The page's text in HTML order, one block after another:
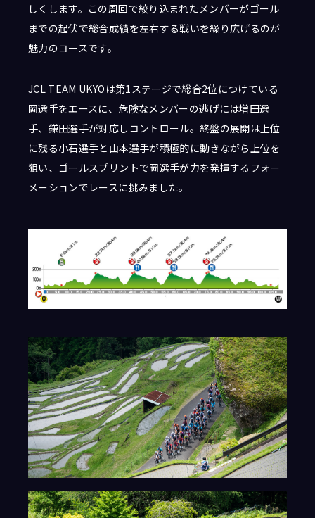
しくします。この周回で絞り込まれたメンバーがゴール
までの起伏で総合成績を左右する戦いを繰り広げるのが
魅力のコースです。
JCL TEAM UKYOは第1ステージで総合2位につけている
岡選手をエースに、危険なメンバーの逃げには増田選
手、鎌田選手が対応しコントロール。終盤の展開は上位
に残る小石選手と山本選手が積極的に動きながら上位を
狙い、ゴールスプリントで岡選手が力を発揮するフォー
メーションでレースに挑みました。